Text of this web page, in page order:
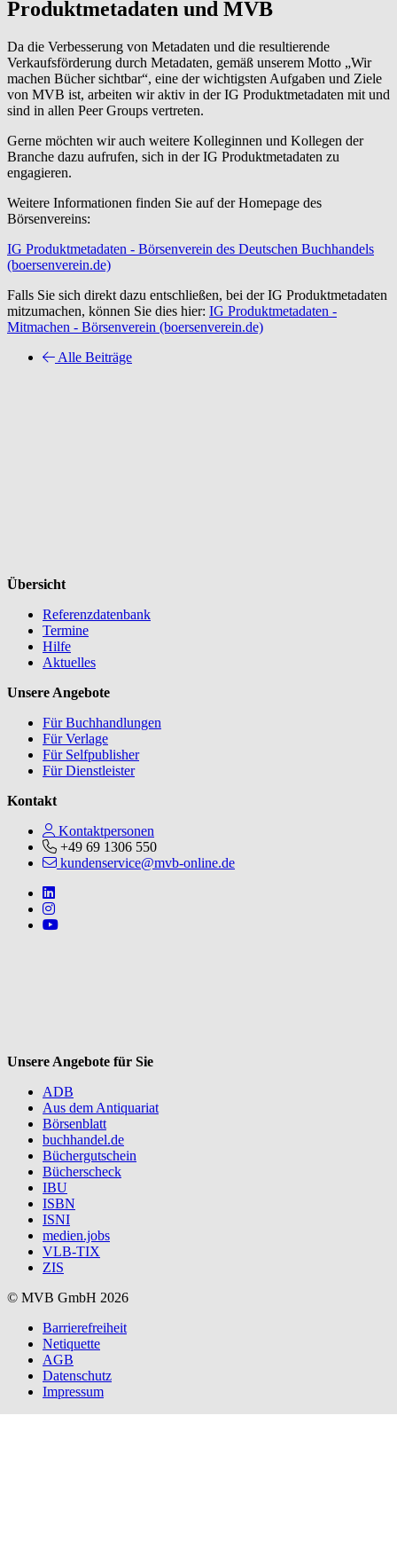
Produktmetadaten und MVB
Da die Verbesserung von Metadaten und die resultierende
Verkaufsförderung durch Metadaten, gemäß unserem Motto „Wir
machen Bücher sichtbar“, eine der wichtigsten Aufgaben und Ziele
von MVB ist, arbeiten wir aktiv in der IG Produktmetadaten mit und
sind in allen Peer Groups vertreten.
Gerne möchten wir auch weitere Kolleginnen und Kollegen der
Branche dazu aufrufen, sich in der IG Produktmetadaten zu
engagieren.
Weitere Informationen finden Sie auf der Homepage des
Börsenvereins:
IG Produktmetadaten - Börsenverein des Deutschen Buchhandels
(boersenverein.de)
Falls Sie sich direkt dazu entschließen, bei der IG Produktmetadaten
mitzumachen, können Sie dies hier: IG Produktmetadaten -
Mitmachen - Börsenverein (boersenverein.de)
Alle Beiträge
Übersicht
Referenzdatenbank
Termine
Hilfe
Aktuelles
Unsere Angebote
Für Buchhandlungen
Für Verlage
Für Selfpublisher
Für Dienstleister
Kontakt
Kontaktpersonen
+49 69 1306 550
kundenservice@mvb-online.de
Follow us on https://www.linkedin.com/company/mvbbooks
Follow us on https://www.instagram.com/lifeatmvb/
Follow us on https://www.youtube.com/@mvbbooks
Unsere Angebote für Sie
ADB
Aus dem Antiquariat
Börsenblatt
buchhandel.de
Büchergutschein
Bücherscheck
IBU
ISBN
ISNI
medien.jobs
VLB-TIX
ZIS
© MVB GmbH 2026
Barrierefreiheit
Netiquette
AGB
Datenschutz
Impressum